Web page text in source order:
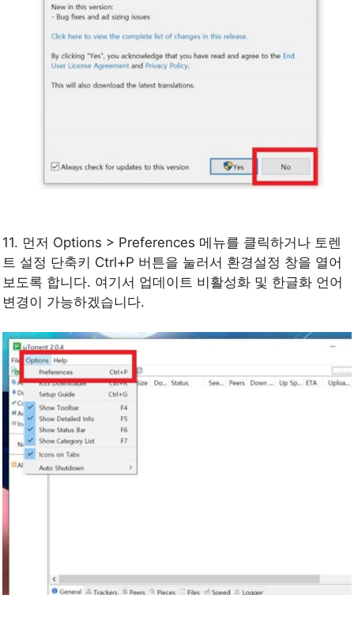
11. 먼저 Options > Preferences 메뉴를 클릭하거나 토렌
트 설정 단축키 Ctrl+P 버튼을 눌러서 환경설정 창을 열어
보도록 합니다. 여기서 업데이트 비활성화 및 한글화 언어
변경이 가능하겠습니다.